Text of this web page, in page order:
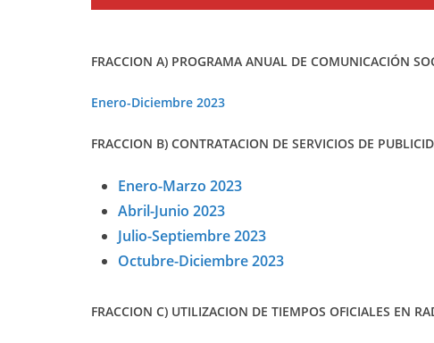
FRACCION A) PROGRAMA ANUAL DE COMUNICACIÓN
Enero-Diciembre 2023
FRACCION B) CONTRATACION DE SERVICIOS DE
Enero-Marzo 2023
Abril-Junio 2023
Julio-Septiembre 2023
Octubre-Diciembre 2023
FRACCION C) UTILIZACION DE TIEMPOS OFICIALES EN